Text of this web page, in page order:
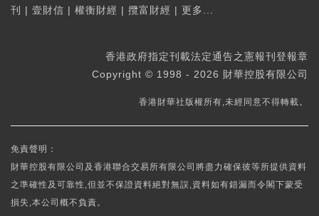
刊
| 壹財信 | 權衡財經 | 攬富財經 | 更多...
香港政府指定刊載法定通告之憲報刊登報章
Copyright © 1998 - 2026 財華控股有限公司
香港財華社版權所有,未經同意不得轉載。
免責聲明：
財華控股有限公司及香港聯合交易所有限公司將盡力確保彼等所提供資料
之準確性及可靠性,但並不保證資料絕對無誤,資料如有錯漏而令閣下蒙受
損失,本公司概不負責。